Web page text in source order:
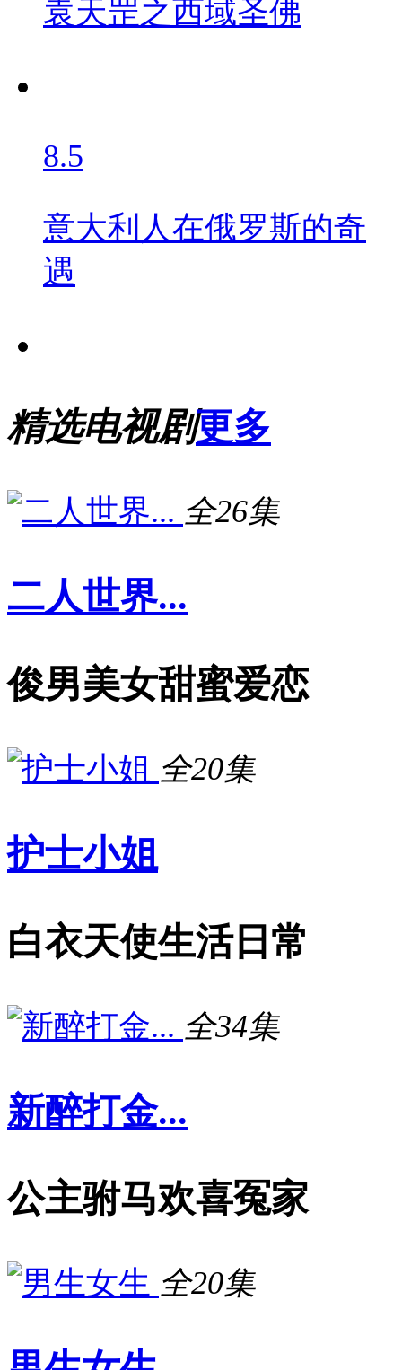
袁天罡之西域圣佛
8.5
意大利人在俄罗斯的奇
遇
精选电视剧更多
全26集
二人世界...
俊男美女甜蜜爱恋
全20集
护士小姐
白衣天使生活日常
全34集
新醉打金...
公主驸马欢喜冤家
全20集